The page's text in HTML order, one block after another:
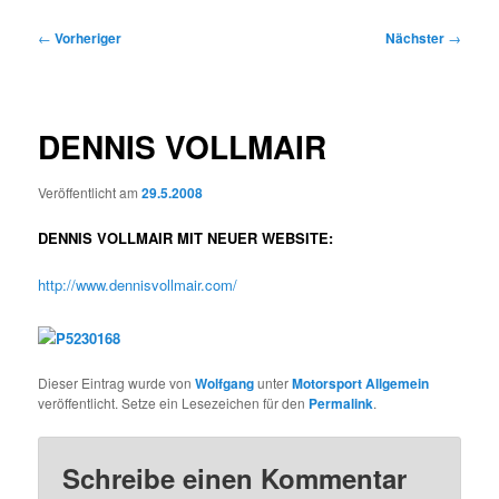
Beitragsnavigation
← Vorheriger Nächster →
DENNIS VOLLMAIR
Veröffentlicht am29.5.2008
DENNIS VOLLMAIR MIT NEUER WEBSITE:
http://www.dennisvollmair.com/
Dieser Eintrag wurde vonWolfgangunterMotorsport Allgemein
veröffentlicht. Setze ein Lesezeichen für den Permalink.
Schreibe einen Kommentar